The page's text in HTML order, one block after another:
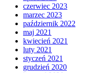
czerwiec 2023
marzec 2023
październik 2022
maj 2021
kwiecień 2021
luty 2021
styczeń 2021
grudzień 2020